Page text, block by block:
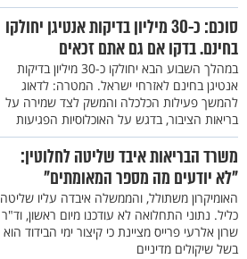
סוכם: כ-30 מיליון בדיקות אנטיגן יחולקו
בחינם. בדקו אם גם אתם זכאים
במהלך השבוע הבא יחולקו כ-30 מיליון בדיקות
אנטיגן בחינם לאזרחי ישראל. המטרה: לדאוג
להמשך פעילות הכלכלה והמשק לצד שמירה על
בריאות הציבור, בדגש על האוכלוסיות הפגיעות
משרד הבריאות איבד שליטה לחלוטין:
"לא יודעים מה מספר המאומתים"
האומיקרון משתולל, והממשלה איבדה עליו שליטה
כליל. נתוני התחלואה לא עודכנו מיום ראשון, וד"ר
שרון אלרעי פרייס מציינת כי קיצור ימי הבידוד הוא
בשל שיקולים מדיניים